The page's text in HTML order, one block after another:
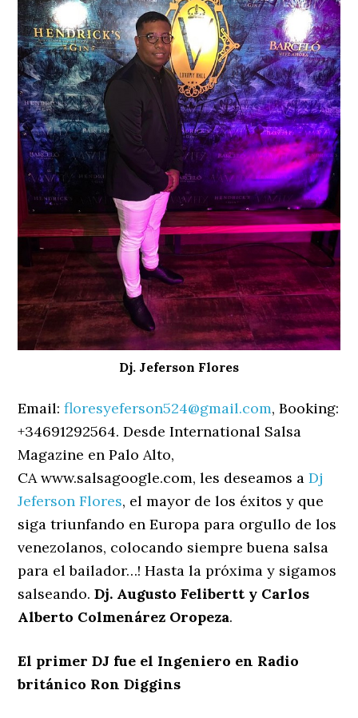
Dj. Jeferson Flores
Email:floresyeferson524@gmail.com, Booking:
+34691292564. Desde International Salsa
Magazine en Palo Alto,
CA www.salsagoogle.com, les deseamos aDj
Jeferson Flores, el mayor de los éxitos y que
siga triunfando en Europa para orgullo de los
venezolanos, colocando siempre buena salsa
para el bailador…! Hasta la próxima y sigamos
salseando.Dj. Augusto Felibertt y Carlos
Alberto Colmenárez Oropeza.
El primer DJ fue el Ingeniero en Radio
británico Ron Diggins